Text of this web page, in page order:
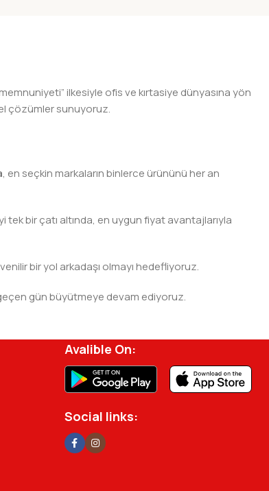
ilkesiyle ofis ve kırtasiye dünyasına yön
çözümler sunuyoruz.
, en seçkin markaların binlerce ürününü her an
bir çatı altında, en uygun fiyat avantajlarıyla
bir yol arkadaşı olmayı hedefliyoruz.
gün büyütmeye devam ediyoruz.
Avalible On:
Social links: